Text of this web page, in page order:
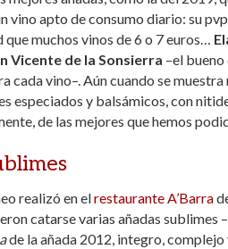
vino apto de consumo diario: su
muchos vinos de 6 o 7 euros…
Vicente de la Sonsierra –el
cada vino–. Aún cuando se
especiados y balsámicos, con
de las mejores que hemos
realizó en elrestaurante A’Barra
catarse varias añadas sublimes
de la añada 2012, integro,